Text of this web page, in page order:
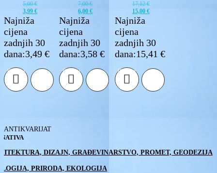
5,00€
cijena
bila
je:
5,00 €.
3,99 €
cijena
je:
3,99 €.
Najniža
cijena
zadnjih 30
dana:3,49 €
Dodaj u
košaricu
7,00€
cijena
bila
je:
7,00 €.
6,00€
cijena
je:
6,00 €.
Najniža
cijena
zadnjih 30
dana:3,58€
Dodaj u
košaricu
17,12€
cijena
bila
je:
17,12 €.
15,00 €
cijena
je:
15,00 €.
Najniža
cijena
zadnjih 30
dana:15,41 €
Dodaj u
košaricu
ANTIKVARIJAT
DIZAJN, GRAĐEVINARSTVO, PROMET, GEODEZIJA
PRIRODA, EKOLOGIJA